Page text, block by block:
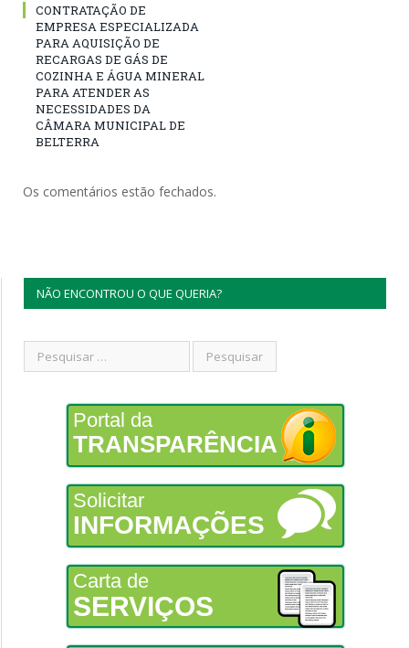
CONTRATAÇÃO DE
EMPRESA ESPECIALIZADA
PARA AQUISIÇÃO DE
RECARGAS DE GÁS DE
COZINHA E ÁGUA MINERAL
PARA ATENDER AS
NECESSIDADES DA
CÂMARA MUNICIPAL DE
BELTERRA
Os comentários estão fechados.
NÃO ENCONTROU O QUE QUERIA?
Portal da
TRANSPARÊNCIA
Solicitar
INFORMAÇÕES
Carta de
SERVIÇOS